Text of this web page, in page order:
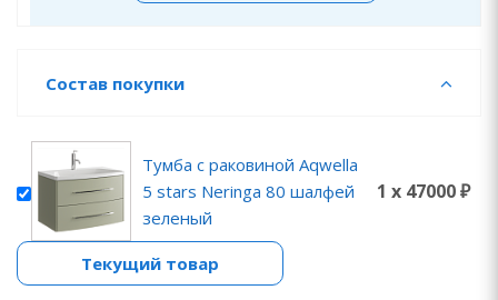
Состав покупки
Тумба с раковиной Aqwella
5 stars Neringa 80 шалфей
зеленый
1 x 47000 ₽
Текущий товар